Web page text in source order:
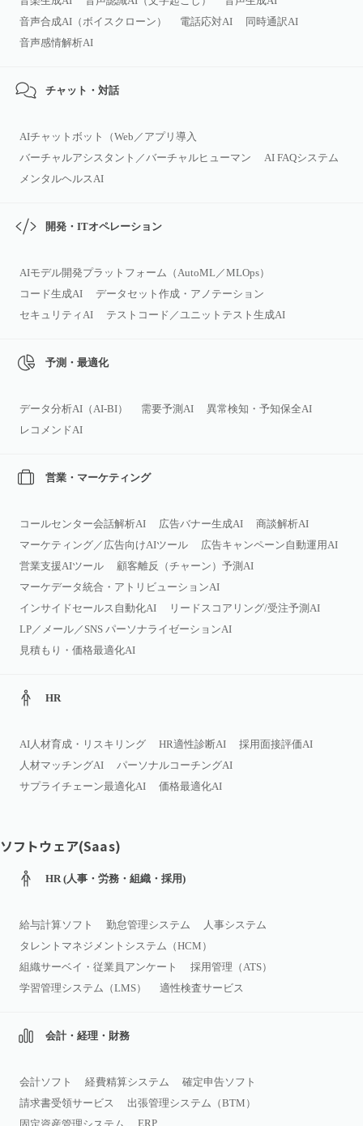
音声合成AI（ボイスクローン）
電話応対AI
同時通訳AI
音声感情解析AI
チャット・対話
AIチャットボット（Web／アプリ導入
バーチャルアシスタント／バーチャルヒューマン
AI FAQシステム
メンタルヘルスAI
開発・ITオペレーション
AIモデル開発プラットフォーム（AutoML／MLOps）
コード生成AI
データセット作成・アノテーション
セキュリティAI
テストコード／ユニットテスト生成AI
予測・最適化
データ分析AI（AI‑BI） 需要予測AI
異常検知・予知保全AI
レコメンドAI
営業・マーケティング
コールセンター会話解析AI 広告バナー生成AI
商談解析AI
マーケティング／広告向けAIツール
広告キャンペーン自動運用AI
営業支援AIツール
顧客離反（チャーン）予測AI
マーケデータ統合・アトリビューションAI
インサイドセールス自動化AI
リードスコアリング/受注予測AI
LP／メール／SNS パーソナライゼーションAI
見積もり・価格最適化AI
HR
AI人材育成・リスキリング HR適性診断AI
採用面接評価AI
人材マッチングAI
パーソナルコーチングAI
サプライチェーン最適化AI
価格最適化AI
ソフトウェア(Saas)
HR (人事・労務・組織・採用)
給与計算ソフト 勤怠管理システム
人事システム
タレントマネジメントシステム（HCM）
組織サーベイ・従業員アンケート
採用管理（ATS）
学習管理システム（LMS）
適性検査サービス
会計・経理・財務
会計ソフト 経費精算システム
確定申告ソフト
請求書受領サービス
出張管理システム（BTM）
ERP